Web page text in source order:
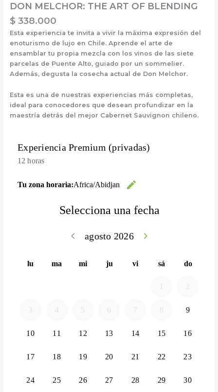
DON MELCHOR: THE ART OF BLENDING
$338.000
Esta experiencia te invita a vivir la máxima expresión del
enoturismo de lujo en Chile. Aprende el arte de
ensamblar tu propia mezcla con los vinos de las siete
parcelas de Puente Alto, guiado por un sommelier.
Además, degusta la cosecha actual de Don Melchor.
Esta es una de nuestras experiencias más completas,
ideal para conocedores que desean profundizar en la
maestría detrás del
mejor Cabernet Sauvignon chileno.